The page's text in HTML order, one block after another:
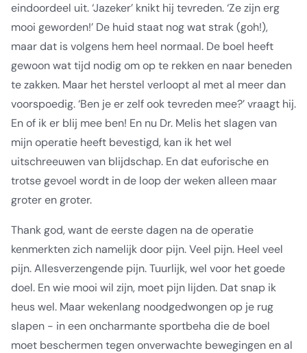
eindoordeel uit. ‘Jazeker’ knikt hij tevreden. ‘Ze zijn erg
mooi geworden!’ De huid staat nog wat strak (goh!),
maar dat is volgens hem heel normaal. De boel heeft
gewoon wat tijd nodig om op te rekken en naar beneden
te zakken. Maar het herstel verloopt al met al meer dan
voorspoedig. ‘Ben je er zelf ook tevreden mee?’ vraagt hij.
En of ik er blij mee ben! En nu Dr. Melis het slagen van
mijn operatie heeft bevestigd, kan ik het wel
uitschreeuwen van blijdschap. En dat euforische en
trotse gevoel wordt in de loop der weken alleen maar
groter en groter.
Thank god, want de eerste dagen na de operatie
kenmerkten zich namelijk door pijn. Veel pijn. Heel veel
pijn. Allesverzengende pijn. Tuurlijk, wel voor het goede
doel. En wie mooi wil zijn, moet pijn lijden. Dat snap ik
heus wel. Maar wekenlang noodgedwongen op je rug
slapen - in een oncharmante sportbeha die de boel
moet beschermen tegen onverwachte bewegingen en al